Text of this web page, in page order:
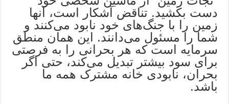
دست بکشید. تناقض آشکار است، آنها
زمین را با جنگ‌های خود نابود می‌کنند و
شما را مسئول می‌دانند. این همان منطق
سرمایه است که هر بحرانی را به فرصتی
برای سود بیشتر تبدیل می‌کند، حتی اگر
بحران، نابودی خانه مشترک همه ما
باشد.